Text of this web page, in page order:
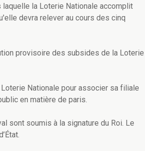
la Loterie Nationale accomplit
devra relever au cours des cinq
provisoire des subsides de la Loterie
Nationale pour associer sa filiale
en matière de paris.
sont soumis à la signature du Roi. Le